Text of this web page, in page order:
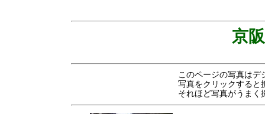
京
このページの写真はデ
写真をクリックすると
それほど写真がうまく